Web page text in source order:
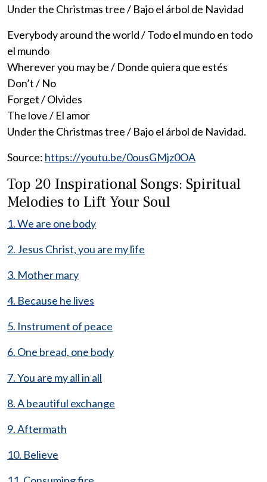
Under the Christmas tree / Bajo el árbol de Navidad
Everybody around the world / Todo el mundo en todo
el mundo
Wherever you may be / Donde quiera que estés
Don’t / No
Forget / Olvides
The love / El amor
Under the Christmas tree / Bajo el árbol de Navidad.
Source: https://youtu.be/0ousGMjz0OA
Top 20 Inspirational Songs: Spiritual
Melodies to Lift Your Soul
1. We are one body
2. Jesus Christ, you are my life
3. Mother mary
4. Because he lives
5. Instrument of peace
6. One bread, one body
7. You are my all in all
8. A beautiful exchange
9. Aftermath
10. Believe